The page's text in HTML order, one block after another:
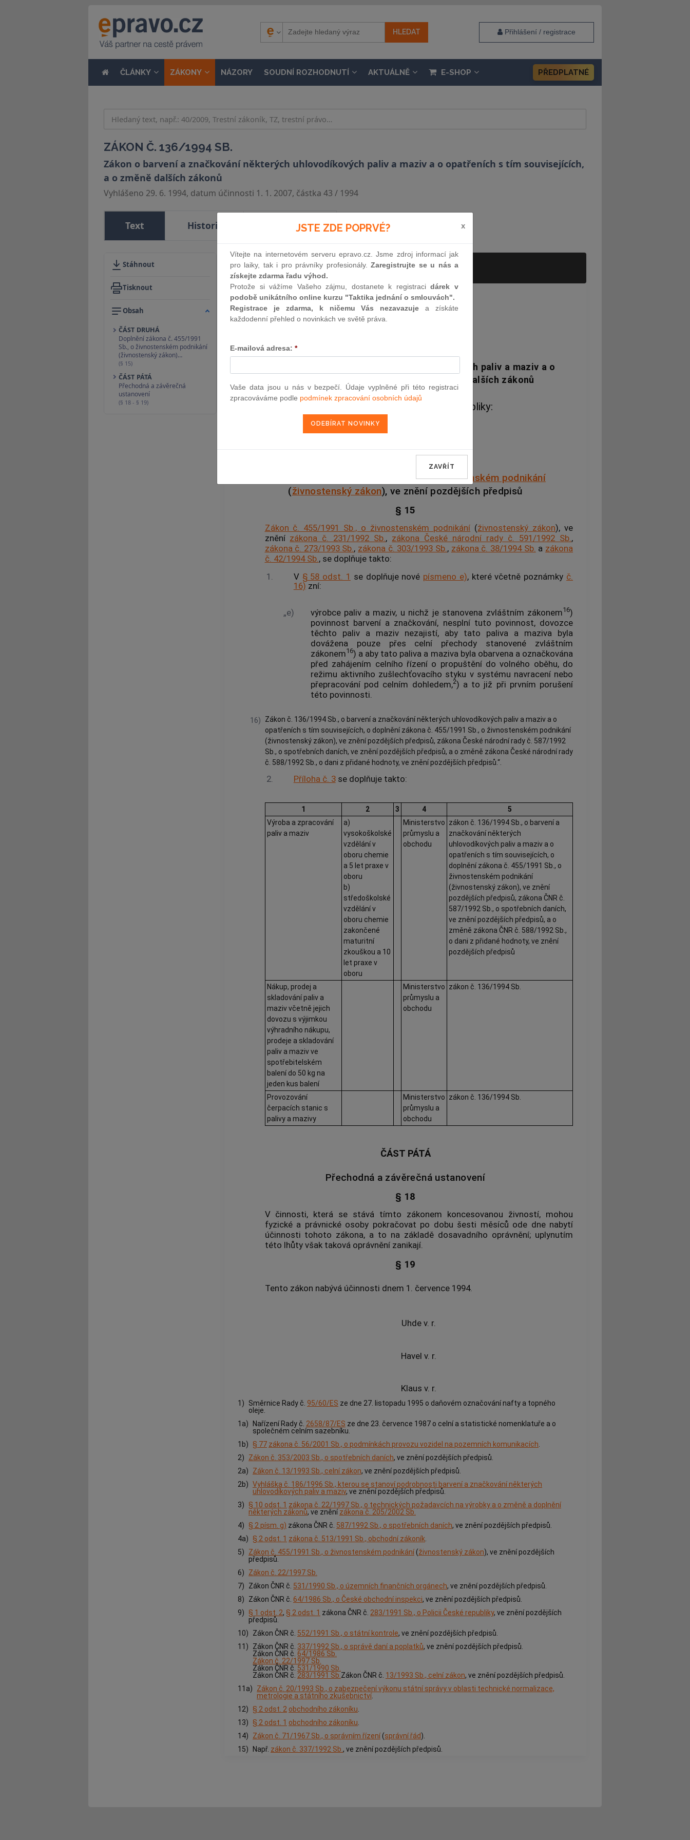
Přihlášení / registrace
ČLÁNKY ZÁKONY NÁZORY SOUDNÍ ROZHODNUTÍ AKTUÁLNĚ E-SHOP PŘEDPLATNÉ
ZÁKON Č. 136/1994 SB.
Zákon o barvení a značkování některých uhlovodíkových paliv a maziv a o opatřeních s tím souvisejících,
a o změně dalších zákonů
Vyhlášeno 29. 6. 1994, datum účinnosti 1. 1. 2007, částka 43 / 1994
Text Historie Souvislosti
Stáhnout
Tisknout
Obsah
ČÁST DRUHÁ
Doplnění zákona č. 455/1991
Sb., o živnostenském podnikání
(živnostenský zákon)…
(§ 15)
ČÁST PÁTÁ
Přechodná a závěrečná
ustanovení
(§ 18 - § 19)
Aktuální znění od 1. 1. 2007
136
ZÁKON
o barvení a značkování některých uhlovodíkových paliv a maziv a o
opatřeních s tím souvisejících, a o změně dalších zákonů
Parlament se usnesl na tomto zákoně České republiky:
ČÁST DRUHÁ
zákona č. 455/1991 Sb., o živnostenském podnikání
(živnostenský zákon), ve znění pozdějších předpisů
§ 15
Zákon č. 455/1991 Sb., o živnostenském podnikání (živnostenský zákon), ve
znění zákona č. 231/1992 Sb., zákona České národní rady č. 591/1992 Sb.,
zákona č. 273/1993 Sb., zákona č. 303/1993 Sb., zákona č. 38/1994 Sb. a zákona
č. 42/1994 Sb., se doplňuje takto:
1.
V § 58 odst. 1 se doplňuje nové písmeno e), které včetně poznámky č.
16) zní:
„e) výrobce paliv a maziv, u nichž je stanovena zvláštním zákonem16)
povinnost barvení a značkování, nesplní tuto povinnost, dovozce
těchto paliv a maziv nezajistí, aby tato paliva a maziva byla
dovážena pouze přes celní přechody stanovené zvláštním
zákonem16) a aby tato paliva a maziva byla obarvena a označkována
před zahájením celního řízení o propuštění do volného oběhu, do
režimu aktivního zušlechťovacího styku v systému navracení nebo
přepracování pod celním dohledem,2) a to již při prvním porušení
této povinnosti.
16)
Zákon č. 136/1994 Sb., o barvení a značkování některých uhlovodíkových paliv a maziv a o
opatřeních s tím souvisejících, o doplnění zákona č. 455/1991 Sb., o živnostenském podnikání
(živnostenský zákon), ve znění pozdějších předpisů, zákona České národní rady č. 587/1992
Sb., o spotřebních daních, ve znění pozdějších předpisů, a o změně zákona České národní rady
č. 588/1992 Sb., o dani z přidané hodnoty, ve znění pozdějších předpisů.“.
2. Příloha č. 3se doplňuje takto:
1 2 3 4
5
Výroba a zpracování
paliv a maziv
a)
vysokoškolské
vzdělání v
oboru chemie
a 5 let praxe v
oboru
b)
středoškolské
vzdělání v
oboru chemie
zakončené
maturitní
zkouškou a 10
let praxe v
oboru
Ministerstvo
průmyslu a
obchodu
zákon č. 136/1994 Sb., o barvení a
značkování některých
uhlovodíkových paliv a maziv a o
opatřeních s tím souvisejících, o
doplnění zákona č. 455/1991 Sb., o
živnostenském podnikání
(živnostenský zákon), ve znění
pozdějších předpisů, zákona ČNR č.
587/1992 Sb., o spotřebních daních,
ve znění pozdějších předpisů, a o
změně zákona ČNR č. 588/1992 Sb.,
o dani z přidané hodnoty, ve znění
pozdějších předpisů
Nákup, prodej a
skladování paliv a
maziv včetně jejich
dovozu s výjimkou
výhradního nákupu,
prodeje a skladování
paliv a maziv ve
spotřebitelském
balení do 50 kg na
jeden kus balení
Ministerstvo
průmyslu a
obchodu
zákon č. 136/1994 Sb.
Provozování
čerpacích stanic s
palivy a mazivy
Ministerstvo
průmyslu a
obchodu
zákon č. 136/1994 Sb.
ČÁST PÁTÁ
Přechodná a závěrečná ustanovení
§ 18
V činnosti, která se stává tímto zákonem koncesovanou živností, mohou
fyzické a právnické osoby pokračovat po dobu šesti měsíců ode dne nabytí
účinnosti tohoto zákona, a to na základě dosavadního oprávnění; uplynutím
této lhůty však taková oprávnění zanikají.
§ 19
Tento zákon nabývá účinnosti dnem 1. července 1994.
Uhde v. r.
Havel v. r.
Klaus v. r.
1) Směrnice Rady č. 95/60/ES ze dne 27. listopadu 1995 o daňovém označování nafty a topného
oleje.
1a)
Nařízení Rady č. 2658/87/ES ze dne 23. července 1987 o celní a statistické nomenklatuře a o
společném celním sazebníku.
1b)
§ 77 zákona č. 56/2001 Sb., o podmínkách provozu vozidel na pozemních komunikacích.
2)
Zákon č. 353/2003 Sb., o spotřebních daních, ve znění pozdějších předpisů.
2a)
Zákon č. 13/1993 Sb., celní zákon, ve znění pozdějších předpisů.
2b) Vyhláška č. 186/1996 Sb., kterou se stanoví podrobnosti barvení a značkování některých
uhlovodíkových paliv a maziv, ve znění pozdějších předpisů.
3)
§ 10 odst. 1 zákona č. 22/1997 Sb., o technických požadavcích na výrobky a o změně a doplnění
některých zákonů, ve znění zákona č. 205/2002 Sb.
4)
§ 2 písm. g) zákona ČNR č. 587/1992 Sb., o spotřebních daních, ve znění pozdějších předpisů.
4a)
§ 2 odst. 1 zákona č. 513/1991 Sb., obchodní zákoník.
5)
Zákon č. 455/1991 Sb., o živnostenském podnikání(živnostenský zákon), ve znění pozdějších
předpisů.
6)
Zákon č. 22/1997 Sb.
7)
Zákon ČNR č. 531/1990 Sb., o územních finančních orgánech, ve znění pozdějších předpisů.
8)
Zákon ČNR č. 64/1986 Sb., o České obchodní inspekci, ve znění pozdějších předpisů.
9)
§ 1 odst. 2, § 2 odst. 1 zákona ČNR č. 283/1991 Sb., o Policii České republiky, ve znění pozdějších
předpisů.
10)
Zákon ČNR č. 552/1991 Sb., o státní kontrole, ve znění pozdějších předpisů.
11)
Zákon ČNR č. 337/1992 Sb., o správě daní a poplatků, ve znění pozdějších předpisů.
Zákon ČNR č. 64/1986 Sb.
Zákon č. 22/1997 Sb.
Zákon ČNR č. 531/1990 Sb.
Zákon ČNR č. 283/1991 Sb.Zákon ČNR č. 13/1993 Sb., celní zákon, ve znění pozdějších předpisů.
11a)
Zákon č. 20/1993 Sb., o zabezpečení výkonu státní správy v oblasti technické normalizace,
metrologie a státního zkušebnictví.
12)
§ 2 odst. 2 obchodního zákoníku.
13)
§ 2 odst. 1 obchodního zákoníku.
14)
Zákon č. 71/1967 Sb., o správním řízení(správní řád).
15)
Např. zákon č. 337/1992 Sb., ve znění pozdějších předpisů.
JSTE ZDE POPRVÉ? x
Vítejte na internetovém serveru epravo.cz. Jsme zdroj informací jak
pro laiky, tak i pro právníky profesionály.Zaregistrujte se u nás a
získejte zdarma řadu výhod.
Protože si vážíme Vašeho zájmu, dostanete k registracidárek v
podobě unikátního online kurzu "Taktika jednání o smlouvách".
Registrace je zdarma, k ničemu Vás nezavazuje a získáte
každodenní přehled o novinkách ve světě práva.
E-mailová adresa: *
Vaše data jsou u nás v bezpečí. Údaje vyplněné při této registraci
zpracováváme podle podmínek zpracování osobních údajů
ZAVŘÍT